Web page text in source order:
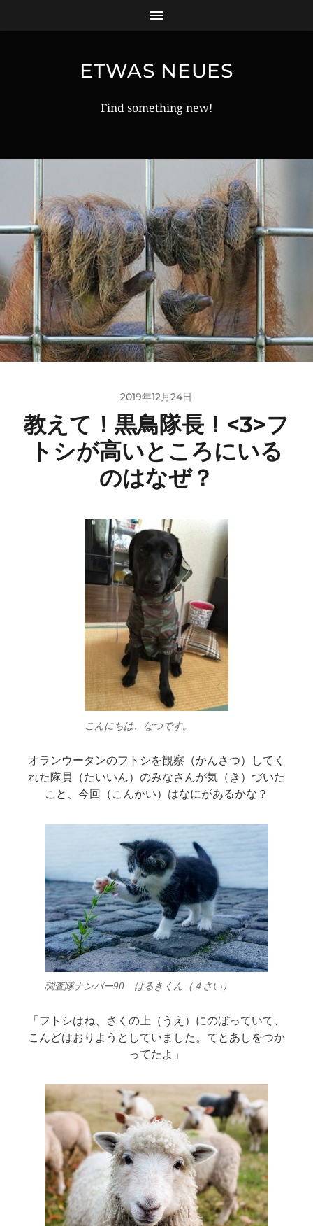
ETWAS NEUES
Find something new!
2019年12月24日
教えて！黒鳥隊長！<3>フ
トシが高いところにいる
のはなぜ？
こんにちは、なつです。
オランウータンのフトシを観察（かんさつ）してく
れた隊員（たいいん）のみなさんが気（き）づいた
こと、今回（こんかい）はなにがあるかな？
調査隊ナンバー90 はるきくん（４さい）
「フトシはね、さくの上（うえ）にのぼっていて、
こんどはおりようとしていました。てとあしをつか
ってたよ」